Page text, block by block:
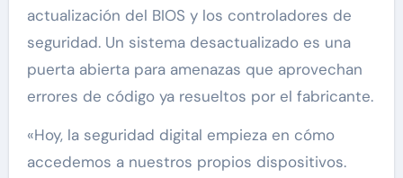
actualización del BIOS y los controladores de
seguridad. Un sistema desactualizado es una
puerta abierta para amenazas que aprovechan
errores de código ya resueltos por el fabricante.
«Hoy, la seguridad digital empieza en cómo
accedemos a nuestros propios dispositivos.